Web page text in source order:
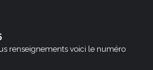
renseignements voici le numéro